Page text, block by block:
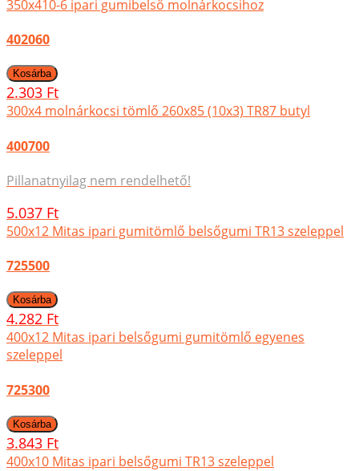
350x410-6 ipari gumibelső molnárkocsihoz
402060
2.303 Ft
300x4 molnárkocsi tömlő 260x85 (10x3) TR87 butyl
400700
Pillanatnyilag nem rendelhető!
5.037 Ft
500x12 Mitas ipari gumitömlő belsőgumi TR13 szeleppel
725500
4.282 Ft
400x12 Mitas ipari belsőgumi gumitömlő egyenes
szeleppel
725300
3.843 Ft
400x10 Mitas ipari belsőgumi TR13 szeleppel